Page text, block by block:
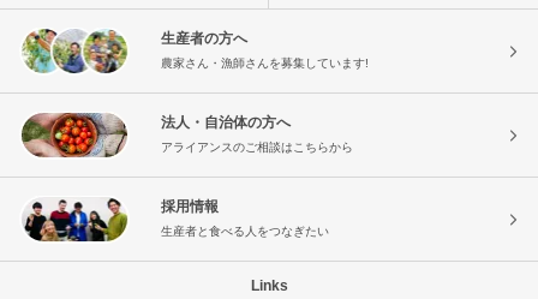
生産者の方へ
農家さん・漁師さんを募集しています!
法人・自治体の方へ
アライアンスのご相談はこちらから
採用情報
生産者と食べる人をつなぎたい
Links